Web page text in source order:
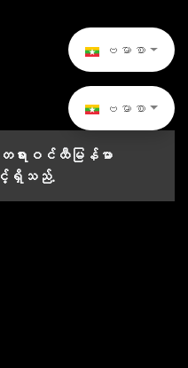
ဗမာစာ
ဗမာစာ
ားဝင်ထီမြန်မာ
င့်ရှိသည်.